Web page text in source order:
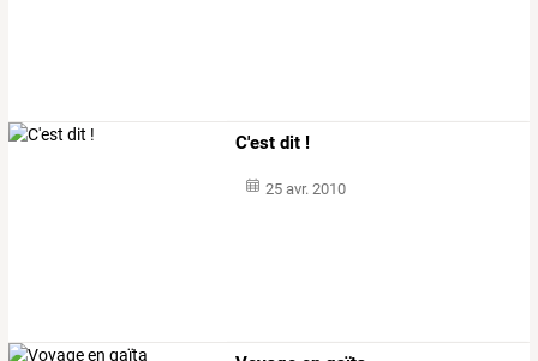
C'est dit !
25 avr. 2010